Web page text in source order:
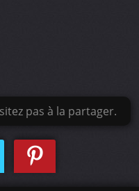
pas à la partager.